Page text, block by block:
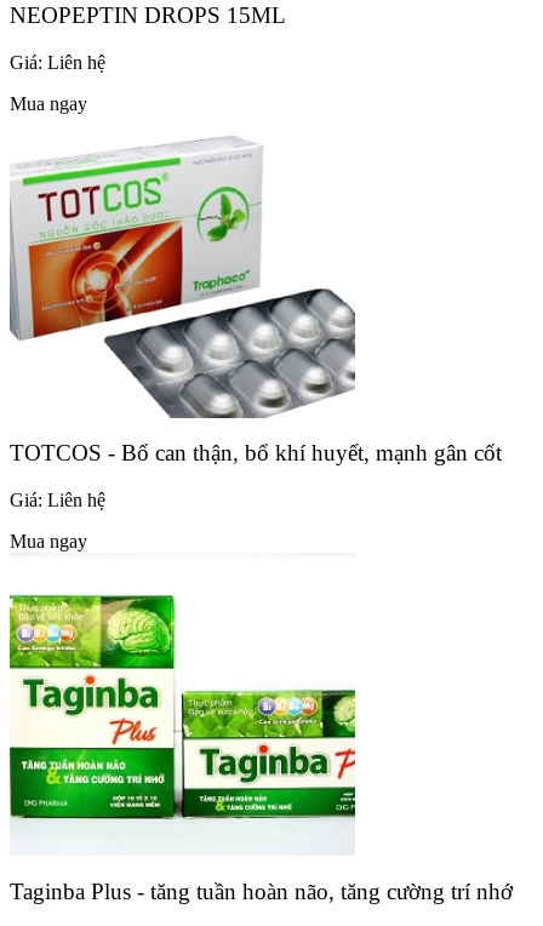
NEOPEPTIN DROPS 15ML
Giá: Liên hệ
Mua ngay
TOTCOS - Bổ can thận, bổ khí huyết, mạnh gân cốt
Giá: Liên hệ
Mua ngay
Taginba Plus - tăng tuần hoàn não, tăng cường trí nhớ